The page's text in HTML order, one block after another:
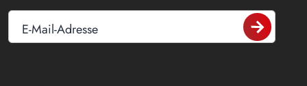
E-Mail-Adresse